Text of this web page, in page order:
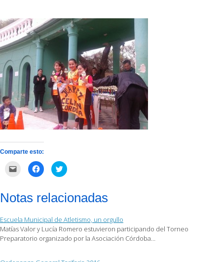
Comparte esto:
correo
electrónico
amigo
(Se
abre
en
Haz
clic
Facebook
(Se
una
ventana
nueva)
Haz
clic
en
Twitter
(Se
una
ventana
nueva)
Notas relacionadas
Escuela Municipal de Atletismo, un orgullo
Matías Valor y Lucía Romero estuvieron participando del Torneo
Preparatorio organizado por la Asociación Córdoba…